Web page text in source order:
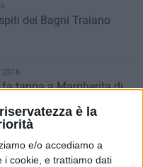
è la
e/o accediamo a
i cookie, e trattiamo dati
dei Bagni Traiano
2016
tappa a Margherita di
del talent canoro